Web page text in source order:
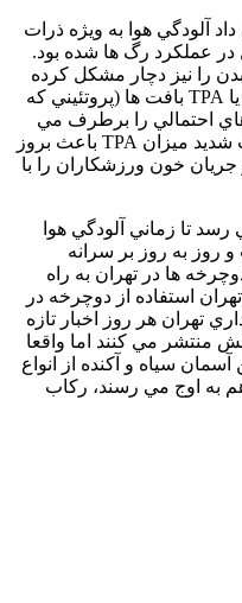
آلودگي هوا به ويژه ذرات
در عملكرد رگ ها شده بود.
را نيز دچار مشكل كرده
بود. اين اختلال، ميزان «پلاسمينوژن» يا TPA بافت ها (پروتئيني كه
احتمالي را برطرف مي
كند) را دچار افت شديد كرده بود. افت شديد ميزان TPA باعث بروز
خون ورزشكاران را با
تا زماني آلودگي هوا
روز به روز بر سرانه
ها در تهران به راه
استفاده از دوچرخه در
تهران هر روز اخبار تازه
منتشر مي کنند اما واقعا
سياه و آکنده از انواع
هم به اوج مي رسند، رکاب